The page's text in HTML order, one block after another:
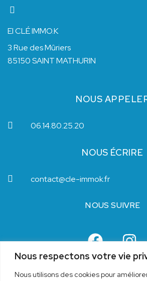
Nous respectons votre vie
Nous utilisons des cookies pour
EI CLÉ IMMO.K
3 Rue des Mûriers
85150 SAINT MATHURIN
NOUS
06.14.80.25.20
NOUS ÉCRIRE
contact@cle-immok.fr
NOUS SUIVRE